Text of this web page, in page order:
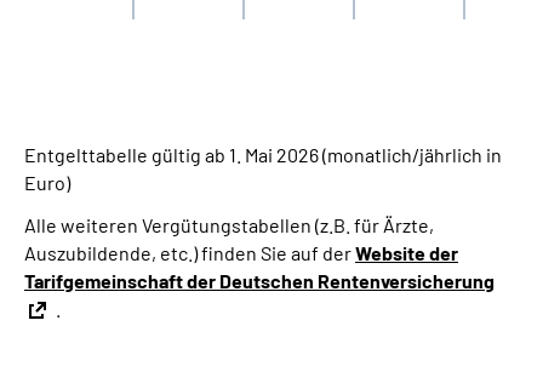
Entgelttabelle gültig ab 1. Mai 2026 (monatlich/jährlich in
Euro)
Alle weiteren Vergütungstabellen (z.B. für Ärzte,
Auszubildende, etc.) finden Sie auf derWebsite der
Tarifgemeinschaft der Deutschen Rentenversicherung